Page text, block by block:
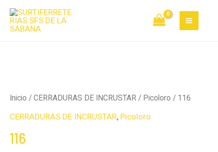
contenido
Inicio / CERRADURAS DE INCRUSTAR / Picoloro / 116
CERRADURAS DE INCRUSTAR, Picoloro
116